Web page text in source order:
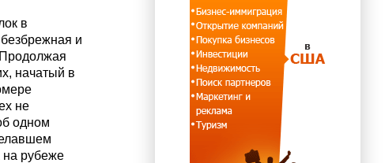
в
безбрежная и
начатый в
не
одном
рубеже